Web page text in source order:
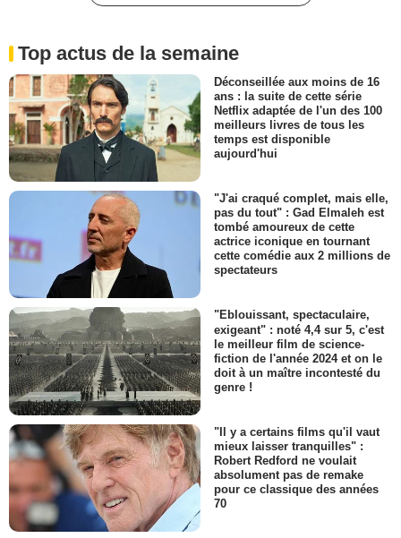
Top actus de la semaine
Déconseillée aux moins de 16
ans : la suite de cette série
Netflix adaptée de l'un des 100
meilleurs livres de tous les
temps est disponible
aujourd'hui
"J'ai craqué complet, mais elle,
pas du tout" : Gad Elmaleh est
tombé amoureux de cette
actrice iconique en tournant
cette comédie aux 2 millions de
spectateurs
"Eblouissant, spectaculaire,
exigeant" : noté 4,4 sur 5, c'est
le meilleur film de science-
fiction de l'année 2024 et on le
doit à un maître incontesté du
genre !
"Il y a certains films qu'il vaut
mieux laisser tranquilles" :
Robert Redford ne voulait
absolument pas de remake
pour ce classique des années
70